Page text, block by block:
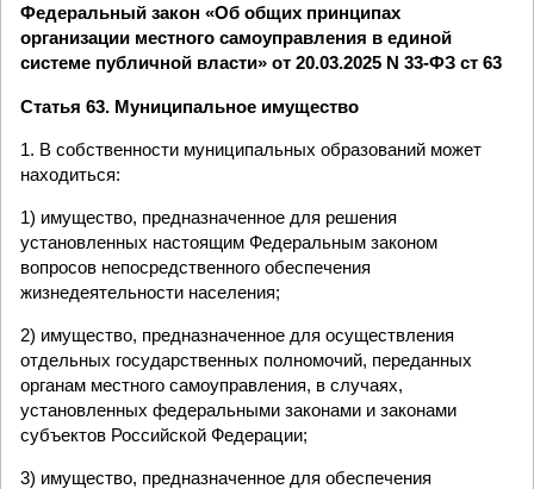
Федеральный закон «Об общих принципах
организации местного самоуправления в единой
системе публичной власти» от 20.03.2025 N 33-ФЗ ст 63
Статья 63. Муниципальное имущество
1. В собственности муниципальных образований может
находиться:
1) имущество, предназначенное для решения
установленных настоящим Федеральным законом
вопросов непосредственного обеспечения
жизнедеятельности населения;
2) имущество, предназначенное для осуществления
отдельных государственных полномочий, переданных
органам местного самоуправления, в случаях,
установленных федеральными законами и законами
субъектов Российской Федерации;
3) имущество, предназначенное для обеспечения